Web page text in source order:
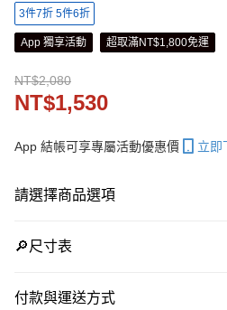
3件7折 5件6折
App 獨享活動 超取滿NT$1,800免運
NT$2,080
NT$1,530
App 結帳可享專屬活動優惠價 立即
請選擇商品選項
🔎尺寸表
付款與運送方式